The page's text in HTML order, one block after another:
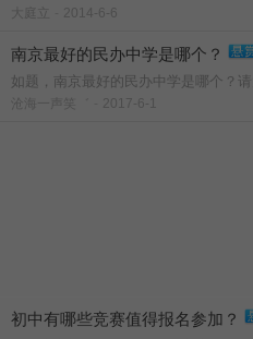
2014-6-6
南京最好的民办中学是哪个？
如题，南京最好的民办中学是哪个？请
沧海一声笑゛ 2017-6-1
初中有哪些竞赛值得报名参加？